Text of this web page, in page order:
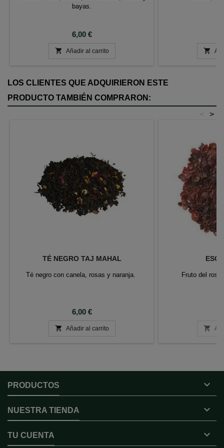
bayas.
Precio
6,00 €
 Añadir al carrito 
LOS CLIENTES QUE ADQUIRIERON ESTE
PRODUCTO TAMBIÉN COMPRARON:
>
<
TÉ NEGRO TAJ MAHAL
Té negro con canela, rosas y naranja.
Precio
6,00 €
 Añadir al carrito
Fruto del

PRODUCTOS 
NUESTRA TIENDA 
TU CUENTA 